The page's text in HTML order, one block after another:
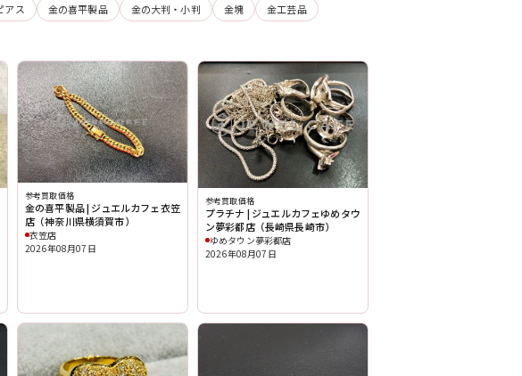
アス 金の喜平製品 金の大判・小判 金塊
金工芸品
参考買取価格
金の喜平製品 | ジュエルカフェ衣笠
店（神奈川県横須賀市）
衣笠店
2026年08月07日
参考買取価格
プラチナ | ジュエルカフェゆめタウ
ン夢彩都店（長崎県長崎市）
ゆめタウン夢彩都店
2026年08月07日